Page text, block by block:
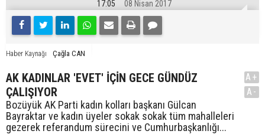
17:05 08 Nisan 2017
Haber Kaynağı Çağla CAN
AK KADINLAR 'EVET' İÇİN GECE GÜNDÜZ
ÇALIŞIYOR
Bozüyük AK Parti kadın kolları başkanı Gülcan
Bayraktar ve kadın üyeler sokak sokak tüm mahalleleri
gezerek referandum sürecini ve Cumhurbaşkanlığı...
A+
A-